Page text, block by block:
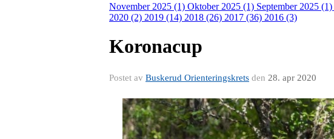
November 2025 (1) Oktober 2025 (1) September 2025 (1)
2020 (2) 2019 (14) 2018 (26) 2017 (36) 2016 (3)
Koronacup
Postet av Buskerud Orienteringskrets den 28. apr 2020